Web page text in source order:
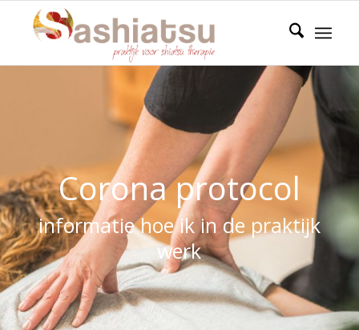
Corona protocol
informatie hoe ik in de praktijk
werk